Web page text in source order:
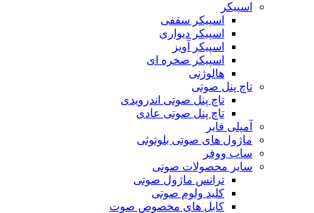
اسپیکر
اسپیکر سقفی
اسپیکر دیواری
اسپیکر آویز
اسپیکر صخره ای
هالوژنی
تاچ پنل صوتی
تاچ پنل صوتی اندرویدی
تاچ پنل صوتی عادی
آمپلی فایر
ماژول های صوتی بلوتوثی
ساب ووفر
سایر محصولات صوتی
ترانس ماژول صوتی
کلید ولوم صوتی
کابل های مخصوص صوت